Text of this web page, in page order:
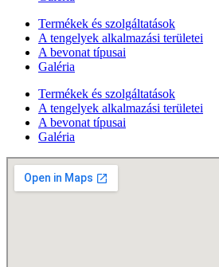
Termékek és szolgáltatások
A tengelyek alkalmazási területei
A bevonat típusai
Galéria
Termékek és szolgáltatások
A tengelyek alkalmazási területei
A bevonat típusai
Galéria